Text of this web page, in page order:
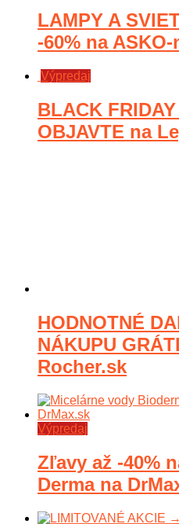
LAMPY A
-60% na
Výpredaj
BLACK
OBJAVTE na
HODNOTNÉ
NÁKUPU
Rocher.sk
Výpredaj
Zľavy až -40%
Derma na